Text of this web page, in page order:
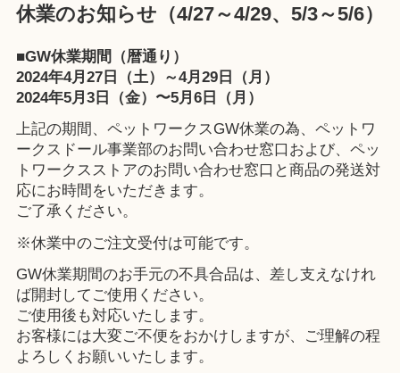
休業のお知らせ（4/27～4/29、5/3～5/6）
■GW休業期間（暦通り）
2024年4月27日（土）～4月29日（月）
2024年5月3日（金）〜5月6日（月）
上記の期間、ペットワークスGW休業の為、ペットワ
ークスドール事業部のお問い合わせ窓口および、ペッ
トワークスストアのお問い合わせ窓口と商品の発送対
応にお時間をいただきます。
ご了承ください。
※休業中のご注文受付は可能です。
GW休業期間のお手元の不具合品は、差し支えなけれ
ば開封してご使用ください。
ご使用後も対応いたします。
お客様には大変ご不便をおかけしますが、ご理解の程
よろしくお願いいたします。